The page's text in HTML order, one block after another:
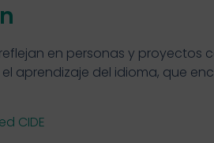
en personas y proyectos
aprendizaje del idioma, que
CIDE